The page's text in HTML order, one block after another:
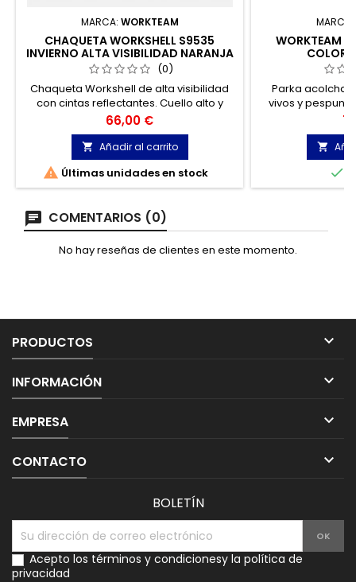
MARCA: WORKTEAM
CHAQUETA WORKSHELL S9535
INVIERNO ALTA VISIBILIDAD NARANJA
TALLA L (0)
Chaqueta Workshell de alta visibilidad
con cintas reflectantes. Cuello alto y
cierre de cremallera. Solapa protectora
interior vuelta en la parte superior
cubriendo la cremallera.
Precio
66,00 €
 Añadir al carrito
 Últimas unidades en stock
MARCA:
WORKTEAM
COLOR
Parka
vivos y
alto
desmontable
pieza


COMENTARIOS (0)
No hay reseñas de clientes en este momento.
PRODUCTOS 
INFORMACIÓN 
EMPRESA 
CONTACTO 
BOLETÍN
Acepto los términos y condicionesy la política de
privacidad